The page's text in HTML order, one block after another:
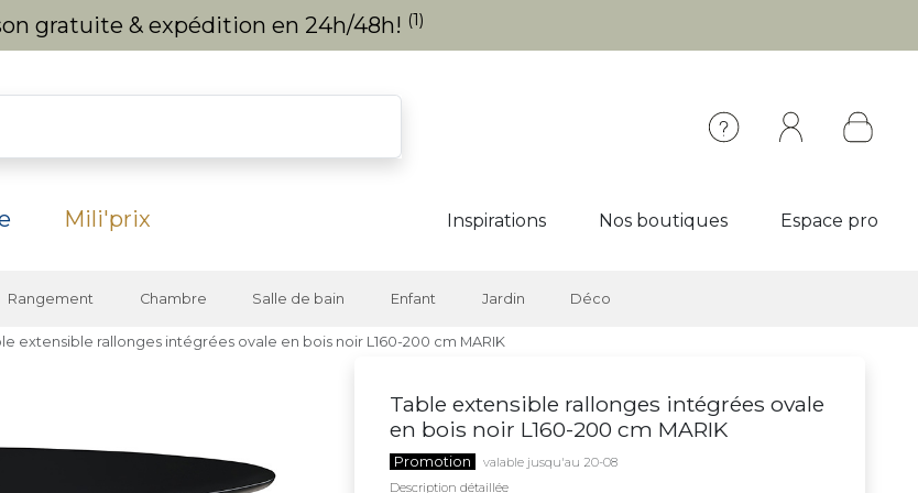
gratuite & expédition en 24h/48h! (1)
Mili'prix Inspirations Nos boutiques Espace pro
Rangement Chambre Salle de bain Enfant Jardin Déco
extensible rallonges intégrées ovale en bois noir L160-200 cm MARIK
Table extensible rallonges intégrées ovale
en bois noir L160-200 cm MARIK
Promotion
valable jusqu'au 20-08
Description détaillée